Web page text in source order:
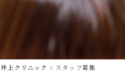
井上クリニック > スタッフ募集